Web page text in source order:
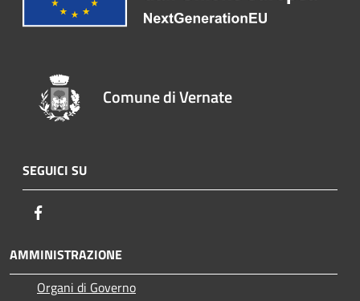
Comune di Vernate
SEGUICI SU
AMMINISTRAZIONE
Organi di Governo